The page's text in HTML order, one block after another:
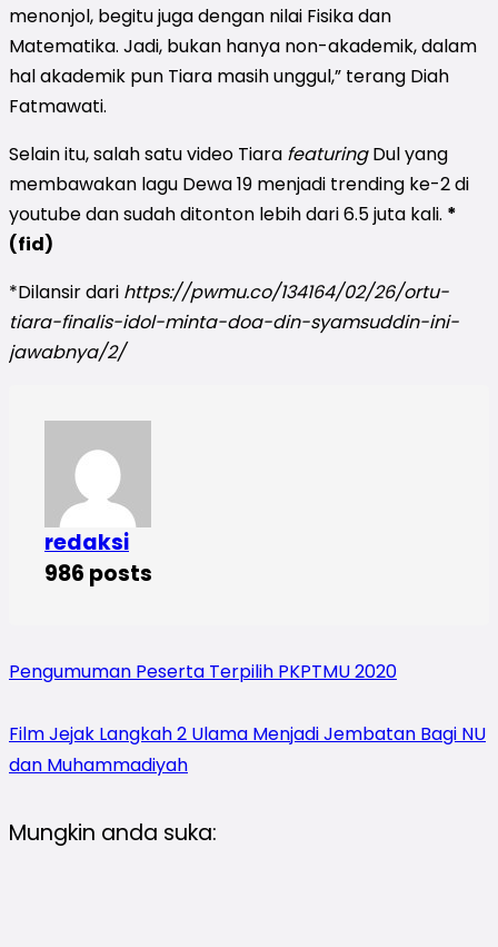
menonjol, begitu juga dengan nilai Fisika dan
Matematika. Jadi, bukan hanya non-akademik, dalam
hal akademik pun Tiara masih unggul,” terang Diah
Fatmawati.
Selain itu, salah satu video Tiara featuringDul yang
membawakan lagu Dewa 19 menjadi trending ke-2 di
youtube dan sudah ditonton lebih dari 6.5 juta kali. *
(fid)
*Dilansir dari https://pwmu.co/134164/02/26/ortu-
tiara-finalis-idol-minta-doa-din-syamsuddin-ini-
jawabnya/2/
redaksi
986 posts
Pengumuman Peserta Terpilih PKPTMU 2020
Film Jejak Langkah 2 Ulama Menjadi Jembatan Bagi NU
dan Muhammadiyah
Mungkin anda suka: